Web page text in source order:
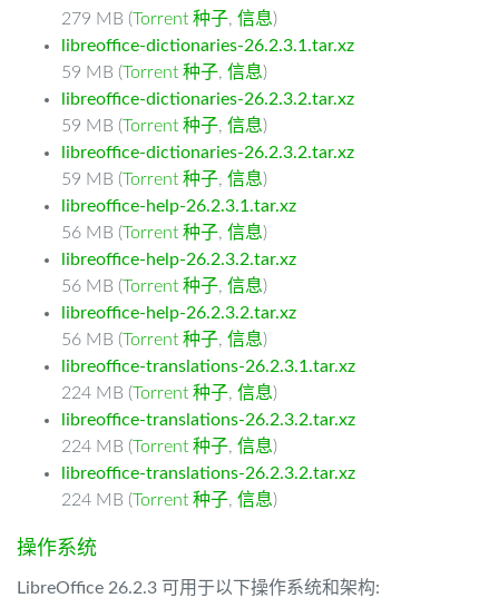
279 MB (Torrent 种子, 信息)
libreoffice-dictionaries-26.2.3.1.tar.xz
59 MB (Torrent 种子, 信息)
libreoffice-dictionaries-26.2.3.2.tar.xz
59 MB (Torrent 种子, 信息)
libreoffice-dictionaries-26.2.3.2.tar.xz
59 MB (Torrent 种子, 信息)
libreoffice-help-26.2.3.1.tar.xz
56 MB (Torrent 种子, 信息)
libreoffice-help-26.2.3.2.tar.xz
56 MB (Torrent 种子, 信息)
libreoffice-help-26.2.3.2.tar.xz
56 MB (Torrent 种子, 信息)
libreoffice-translations-26.2.3.1.tar.xz
224 MB (Torrent 种子, 信息)
libreoffice-translations-26.2.3.2.tar.xz
224 MB (Torrent 种子, 信息)
libreoffice-translations-26.2.3.2.tar.xz
224 MB (Torrent 种子, 信息)
操作系统
LibreOffice 26.2.3 可用于以下操作系统和架构: